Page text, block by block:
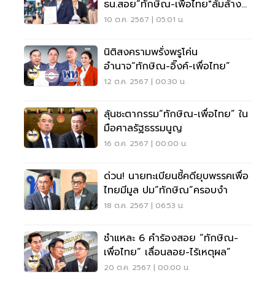
ธน.สอย“ทักษิณ-เพื่อไทย"ล้มล้าง
การปกครอง
10 ต.ค. 2567 | 05:01 น.
นิติสงครามพรั่งพรูโค่น
อำนาจ“ทักษิณ-อิ๊งค์-เพื่อไทย”
12 ต.ค. 2567 | 00:30 น.
ลุ้นชะตากรรม“ทักษิณ-เพื่อไทย” ใน
มือศาลรัฐธรรมนูญ
16 ต.ค. 2567 | 00:00 น.
ด่วน! นายทะเบียนชี้คดียุบพรรคเพื่อ
ไทยมีมูล ปม“ทักษิณ”ครอบงำ
18 ต.ค. 2567 | 06:53 น.
ชำแหละ 6 คำร้องสอย “ทักษิณ-
เพื่อไทย” เลื่อนลอย-ไร้เหตุผล”
20 ต.ค. 2567 | 00:00 น.